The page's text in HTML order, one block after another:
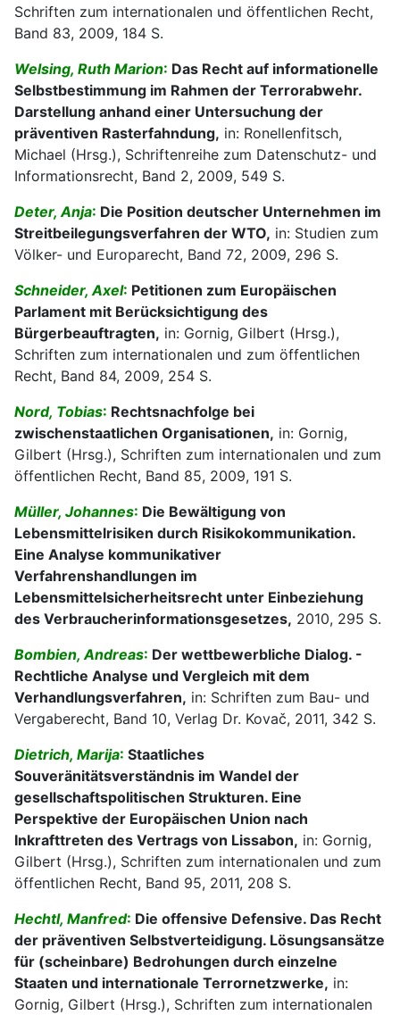
Schriften zum internationalen und öffentlichen Recht,
Band 83, 2009, 184 S.
Welsing, Ruth Marion: Das Recht auf informationelle
Selbstbestimmung im Rahmen der Terrorabwehr.
Darstellung anhand einer Untersuchung der
präventiven Rasterfahndung, in: Ronellenfitsch,
Michael (Hrsg.), Schriftenreihe zum Datenschutz- und
Informationsrecht, Band 2, 2009, 549 S.
Deter, Anja: Die Position deutscher Unternehmen im
Streitbeilegungsverfahren der WTO, in: Studien zum
Völker- und Europarecht, Band 72, 2009, 296 S.
Schneider, Axel: Petitionen zum Europäischen
Parlament mit Berücksichtigung des
Bürgerbeauftragten, in: Gornig, Gilbert (Hrsg.),
Schriften zum internationalen und zum öffentlichen
Recht, Band 84, 2009, 254 S.
Nord, Tobias: Rechtsnachfolge bei
zwischenstaatlichen Organisationen, in: Gornig,
Gilbert (Hrsg.), Schriften zum internationalen und zum
öffentlichen Recht, Band 85, 2009, 191 S.
Müller, Johannes: Die Bewältigung von
Lebensmittelrisiken durch Risikokommunikation.
Eine Analyse kommunikativer
Verfahrenshandlungen im
Lebensmittelsicherheitsrecht unter Einbeziehung
des Verbraucherinformationsgesetzes, 2010, 295 S.
Bombien, Andreas: Der wettbewerbliche Dialog. -
Rechtliche Analyse und Vergleich mit dem
Verhandlungsverfahren, in: Schriften zum Bau- und
Vergaberecht, Band 10, Verlag Dr. Kovač, 2011, 342 S.
Dietrich, Marija: Staatliches
Souveränitätsverständnis im Wandel der
gesellschaftspolitischen Strukturen. Eine
Perspektive der Europäischen Union nach
Inkrafttreten des Vertrags von Lissabon, in: Gornig,
Gilbert (Hrsg.), Schriften zum internationalen und zum
öffentlichen Recht, Band 95, 2011, 208 S.
Hechtl, Manfred: Die offensive Defensive. Das Recht
der präventiven Selbstverteidigung. Lösungsansätze
für (scheinbare) Bedrohungen durch einzelne
Staaten und internationale Terrornetzwerke, in:
Gornig, Gilbert (Hrsg.), Schriften zum internationalen